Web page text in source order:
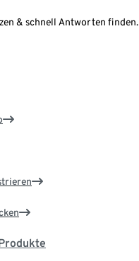
& schnell Antworten finden.